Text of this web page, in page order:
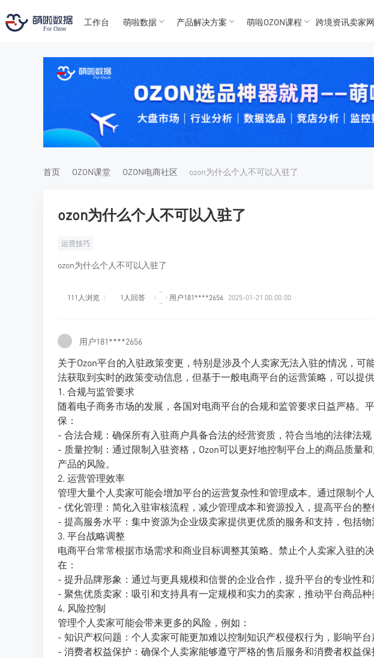
For Ozon
For OZon
TK
TK
工作台 萌啦数据 产品解决方案 萌啦OZON课程 跨境资讯卖家网
首页 OZON课堂 OZON电商社区 ozon为什么个人不可以入驻了
ozon为什么个人不可以入驻了
运营技巧
ozon为什么个人不可以入驻了
111人浏览 1人回答 用户181****2656 2025-01-21 00:00:00
用户181****2656
关于Ozon平台的入驻政策变更，特别是涉及个人卖家无法入驻的情况，可
法获取到实时的政策变动信息，但基于一般电商平台的运营策略，可以提
1. 合规与监管要求
随着电子商务市场的发展，各国对电商平台的合规和监管要求日益严格。
保：
- 合法合规：确保所有入驻商户具备合法的经营资质，符合当地的法律法规
- 质量控制：通过限制入驻资格，Ozon可以更好地控制平台上的商品质量
产品的风险。
2. 运营管理效率
管理大量个人卖家可能会增加平台的运营复杂性和管理成本。通过限制个
- 优化管理：简化入驻审核流程，减少管理成本和资源投入，提高平台的整
- 提高服务水平：集中资源为企业级卖家提供更优质的服务和支持，包括物
3. 平台战略调整
电商平台常常根据市场需求和商业目标调整其策略。禁止个人卖家入驻的
在：
- 提升品牌形象：通过与更具规模和信誉的企业合作，提升平台的专业性和
- 聚焦优质卖家：吸引和支持具有一定规模和实力的卖家，推动平台商品种
4. 风险控制
管理个人卖家可能会带来更多的风险，例如：
- 知识产权问题：个人卖家可能更加难以控制知识产权侵权行为，影响平台
- 消费者权益保护：确保个人卖家能够遵守严格的售后服务和消费者权益保